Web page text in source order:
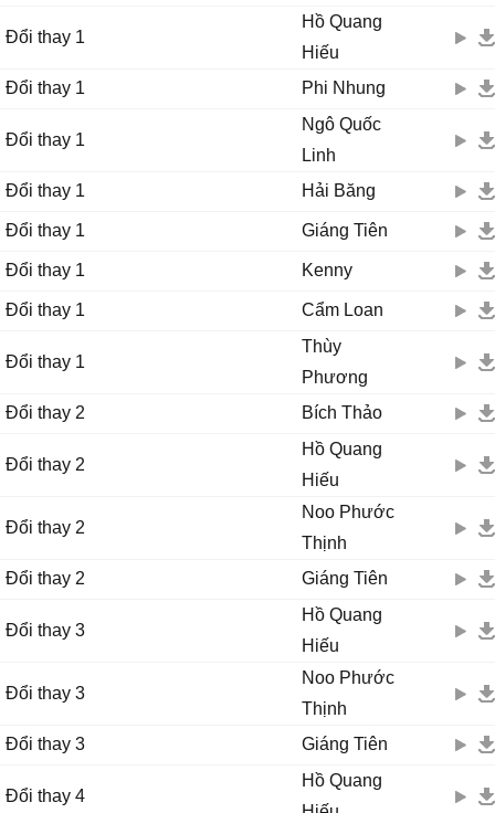
Đổi thay 1
Hồ Quang
Hiếu
Đổi thay 1
Phi Nhung
Đổi thay 1
Ngô Quốc
Linh
Đổi thay 1
Hải Băng
Đổi thay 1 Giáng Tiên
Đổi thay 1 Kenny
Đổi thay 1 Cẩm Loan
Đổi thay 1
Thùy
Phương
Đổi thay 2
Bích Thảo
Đổi thay 2
Hồ Quang
Hiếu
Đổi thay 2
Noo Phước
Thịnh
Đổi thay 2
Giáng Tiên
Đổi thay 3
Hồ Quang
Hiếu
Đổi thay 3
Noo Phước
Thịnh
Đổi thay 3
Giáng Tiên
Đổi thay 4
Hồ Quang